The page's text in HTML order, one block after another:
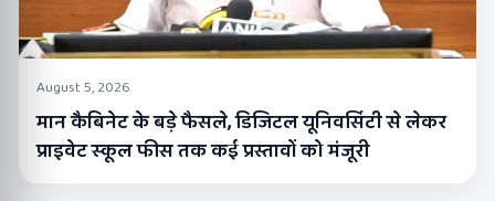
August 5, 2026
मान कैबिनेट के बड़े फैसले, डिजिटल यूनिवर्सिटी से लेकर
प्राइवेट स्कूल फीस तक कई प्रस्तावों को मंजूरी